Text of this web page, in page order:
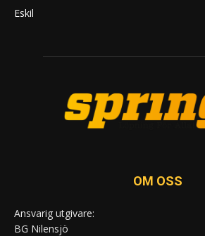
Eskil
OM OSS
Ansvarig utgivare:
BG Nilensjö